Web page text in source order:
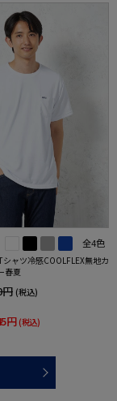
全4色
シャツ冷感COOLFLEX無地カ
春夏
円 (税込)
円 (税込)